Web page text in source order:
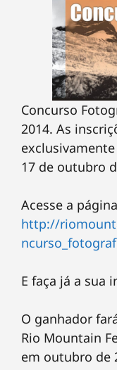
Concurso
2014. As
17 de outubro
Acesse a
http://
E faça já a sua
O ganhador
Rio Mountain
em outubro de